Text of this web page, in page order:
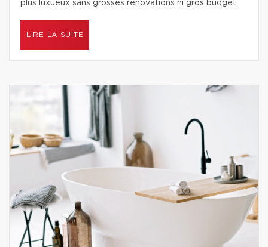
plus luxueux sans grosses rénovations ni gros budget.
LIRE LA SUITE